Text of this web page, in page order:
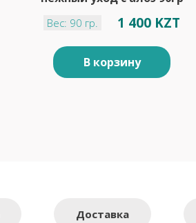
Вес: 90 гр. 1 400 KZT
В корзину
Доставка